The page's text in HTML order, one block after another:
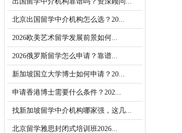
北京出国留学中介机构怎么选？20...
2026欧美艺术留学发展前景如何...
2026俄罗斯留学怎么申请？靠谱...
新加坡国立大学博士如何申请？20...
申请香港博士需要什么条件？202...
找新加坡留学中介机构哪家强，这几...
北京留学雅思封闭式培训班2026...